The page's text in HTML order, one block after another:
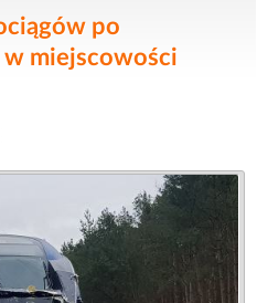
po
miejscowości